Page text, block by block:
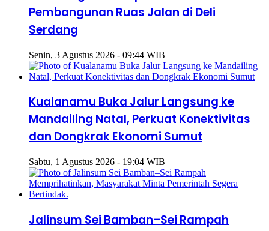
Pembangunan Ruas Jalan di Deli
Serdang
Senin, 3 Agustus 2026 - 09:44 WIB
Kualanamu Buka Jalur Langsung ke
Mandailing Natal, Perkuat Konektivitas
dan Dongkrak Ekonomi Sumut
Sabtu, 1 Agustus 2026 - 19:04 WIB
Jalinsum Sei Bamban–Sei Rampah